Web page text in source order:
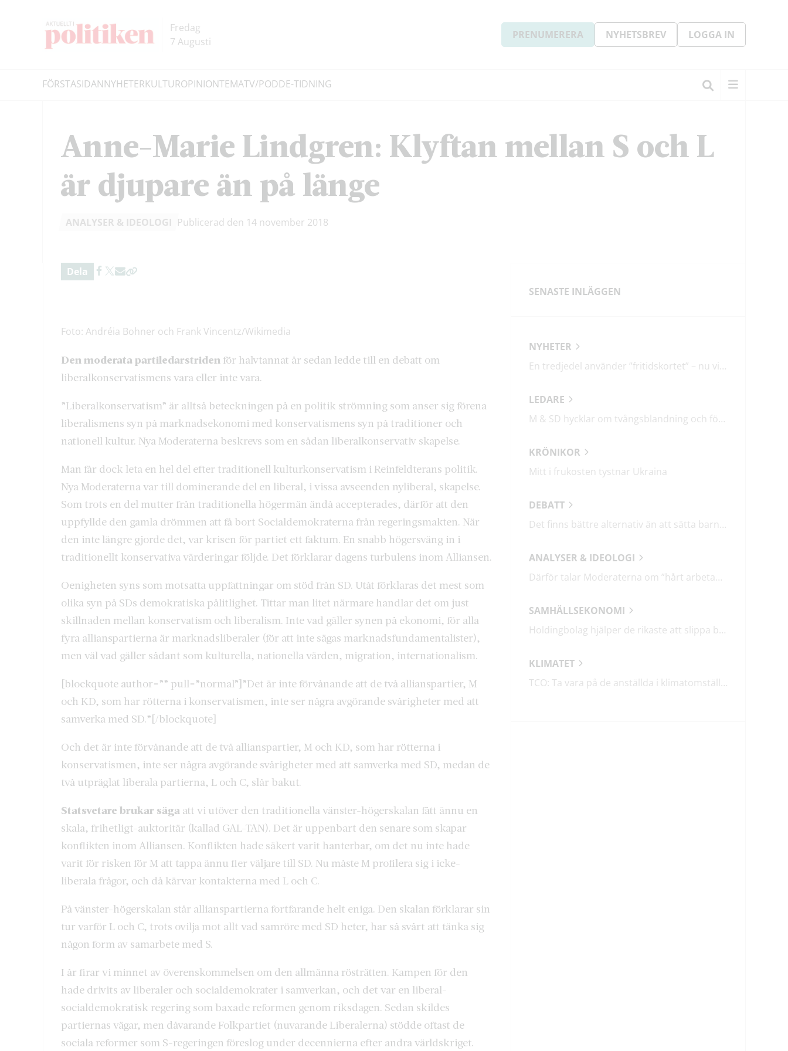
Fredag
7 Augusti
PRENUMERERA NYHETSBREV LOGGA IN
FÖRSTASIDANNYHETERKULTUROPINIONTEMATV/PODDE-TIDNING
Anne-Marie Lindgren: Klyftan mellan S och L
är djupare än på länge
ANALYSER & IDEOLOGI Publicerad den 14 november 2018
Dela
Foto: Andréia Bohner och Frank Vincentz/Wikimedia
Den moderata partiledarstriden för halvtannat år sedan ledde till en debatt om
liberalkonservatismens vara eller inte vara.
”Liberalkonservatism” är alltså beteckningen på en politik strömning som anser sig förena
liberalismens syn på marknadsekonomi med konservatismens syn på traditioner och
nationell kultur. Nya Moderaterna beskrevs som en sådan liberalkonservativ skapelse.
Man får dock leta en hel del efter traditionell kulturkonservatism i Reinfeldterans politik.
Nya Moderaterna var till dominerande del en liberal, i vissa avseenden nyliberal, skapelse.
Som trots en del mutter från traditionella högermän ändå accepterades, därför att den
uppfyllde den gamla drömmen att få bort Socialdemokraterna från regeringsmakten. När
den inte längre gjorde det, var krisen för partiet ett faktum. En snabb högersväng in i
traditionellt konservativa värderingar följde. Det förklarar dagens turbulens inom Alliansen.
Oenigheten syns som motsatta uppfattningar om stöd från SD. Utåt förklaras det mest som
olika syn på SDs demokratiska pålitlighet. Tittar man litet närmare handlar det om just
skillnaden mellan konservatism och liberalism. Inte vad gäller synen på ekonomi, för alla
fyra allianspartierna är marknadsliberaler (för att inte sägas marknadsfundamentalister),
men väl vad gäller sådant som kulturella, nationella värden, migration, internationalism.
[blockquote author=”” pull=”normal”]”Det är inte förvånande att de två allianspartier, M
och KD, som har rötterna i konservatismen, inte ser några avgörande svårigheter med att
samverka med SD.”[/blockquote]
Och det är inte förvånande att de två allianspartier, M och KD, som har rötterna i
konservatismen, inte ser några avgörande svårigheter med att samverka med SD, medan de
två utpräglat liberala partierna, L och C, slår bakut.
Statsvetare brukar säga att vi utöver den traditionella vänster-högerskalan fått ännu en
skala, frihetligt-auktoritär (kallad GAL-TAN). Det är uppenbart den senare som skapar
konflikten inom Alliansen. Konflikten hade säkert varit hanterbar, om det nu inte hade
varit för risken för M att tappa ännu fler väljare till SD. Nu måste M profilera sig i icke-
liberala frågor, och då kärvar kontakterna med L och C.
På vänster-högerskalan står allianspartierna fortfarande helt eniga. Den skalan förklarar sin
tur varför L och C, trots ovilja mot allt vad samröre med SD heter, har så svårt att tänka sig
någon form av samarbete med S.
I år firar vi minnet av överenskommelsen om den allmänna rösträtten. Kampen för den
hade drivits av liberaler och socialdemokrater i samverkan, och det var en liberal-
socialdemokratisk regering som baxade reformen genom riksdagen. Sedan skildes
partiernas vägar, men dåvarande Folkpartiet (nuvarande Liberalerna) stödde oftast de
sociala reformer som S-regeringen föreslog under decennierna efter andra världskriget.
SENASTE INLÄGGEN
NYHETER
En tredjedel använder ”fritidskortet” – nu vill regeringen utveckla det
LEDARE
M & SD hycklar om tvångsblandning och förvärrar segregationen
KRÖNIKOR
Mitt i frukosten tystnar Ukraina
DEBATT
Det finns bättre alternativ än att sätta barn i fängelse
ANALYSER & IDEOLOGI
Därför talar Moderaterna om ”hårt arbetande människor”
SAMHÄLLSEKONOMI
Holdingbolag hjälper de rikaste att slippa betala miljarder i skatt
KLIMATET
TCO: Ta vara på de anställda i klimatomställningen